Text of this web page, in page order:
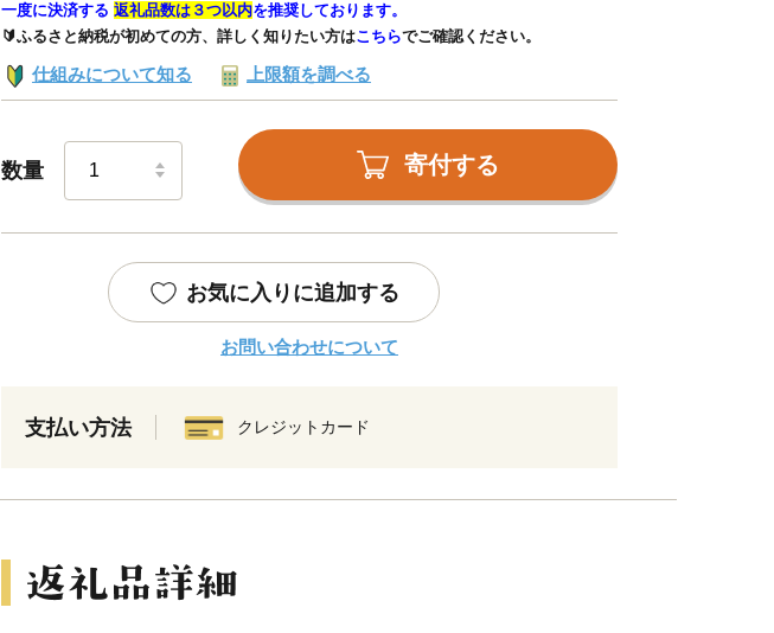
一度に決済する 返礼品数は３つ以内を推奨しております。
🔰ふるさと納税が初めての方、詳しく知りたい方はこちらでご確認ください。
仕組みについて知る 上限額を調べる
数量 寄付する
お気に入りに追加する
お問い合わせについて
支払い方法 クレジットカード